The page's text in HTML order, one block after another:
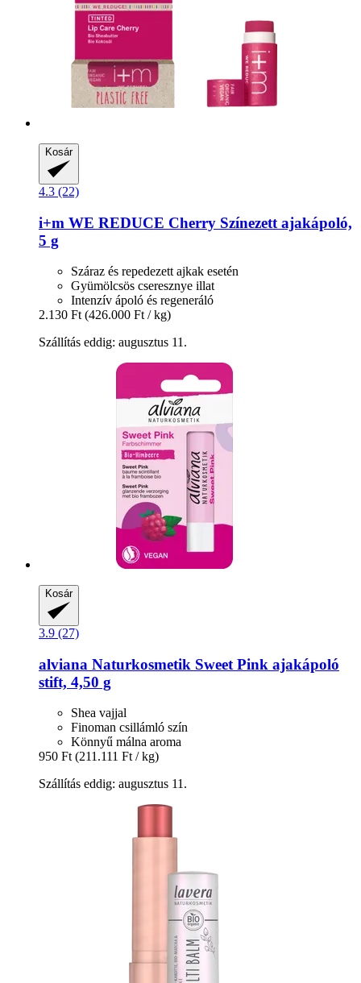
Kosár
4.3 (22)
i+m WE REDUCE Cherry Színezett ajakápoló,
5 g
Száraz és repedezett ajkak esetén
Gyümölcsös cseresznye illat
Intenzív ápoló és regeneráló
2.130 Ft (426.000 Ft / kg)
Szállítás eddig: augusztus 11.
Kosár
3.9 (27)
alviana Naturkosmetik Sweet Pink ajakápoló
stift, 4,50 g
Shea vajjal
Finoman csillámló szín
Könnyű málna aroma
950 Ft (211.111 Ft / kg)
Szállítás eddig: augusztus 11.